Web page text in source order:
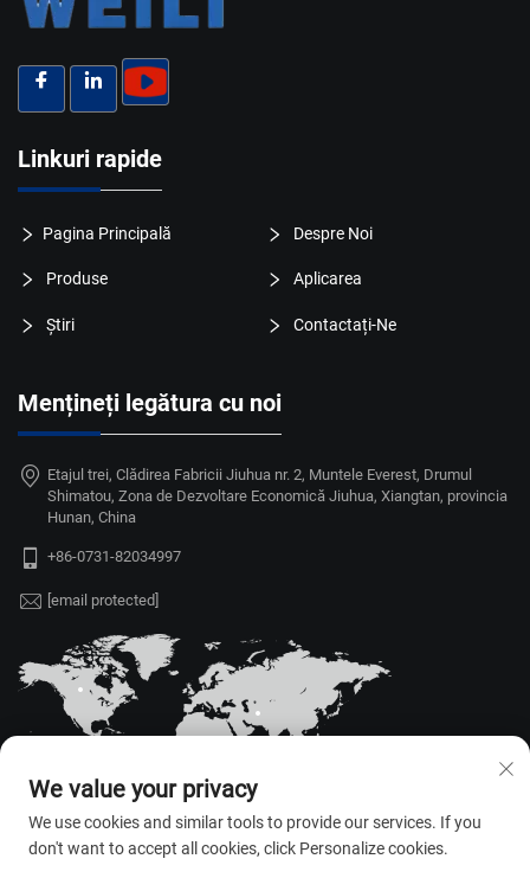
Linkuri rapide
Pagina Principală Despre Noi
Produse Aplicarea
Știri Contactați-Ne
Mențineți legătura cu noi
Etajul trei, Clădirea Fabricii Jiuhua nr. 2, Muntele Everest, Drumul
Shimatou, Zona de Dezvoltare Economică Jiuhua, Xiangtan, provincia
Hunan, China
+86-0731-82034997
[email protected]
We value your privacy
We use cookies and similar tools to provide our services. If you
don't want to accept all cookies, click Personalize cookies.